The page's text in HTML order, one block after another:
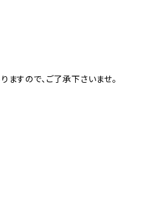
すので、ご了承下さいませ。